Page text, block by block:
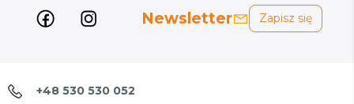
Newsletter Zapisz się
+48 530 530 052